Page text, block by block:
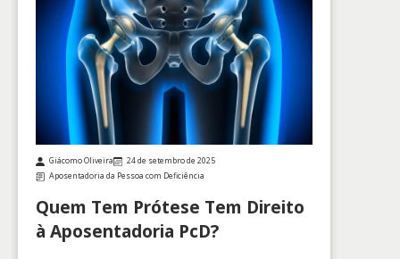
Giácomo Oliveira
24 de setembro de 2025
Aposentadoria da Pessoa com Deficiência
Quem Tem Prótese Tem Direito
à Aposentadoria PcD?